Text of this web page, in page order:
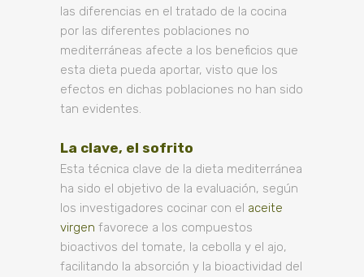
las diferencias en el tratado de la cocina
por las diferentes poblaciones no
mediterráneas afecte a los beneficios que
esta dieta pueda aportar, visto que los
efectos en dichas poblaciones no han sido
tan evidentes.
La clave, el sofrito
Esta técnica clave de la dieta mediterránea
ha sido el objetivo de la evaluación, según
los investigadores cocinar con el aceite
virgen favorece a los compuestos
bioactivos del tomate, la cebolla y el ajo,
facilitando la absorción y la bioactividad del